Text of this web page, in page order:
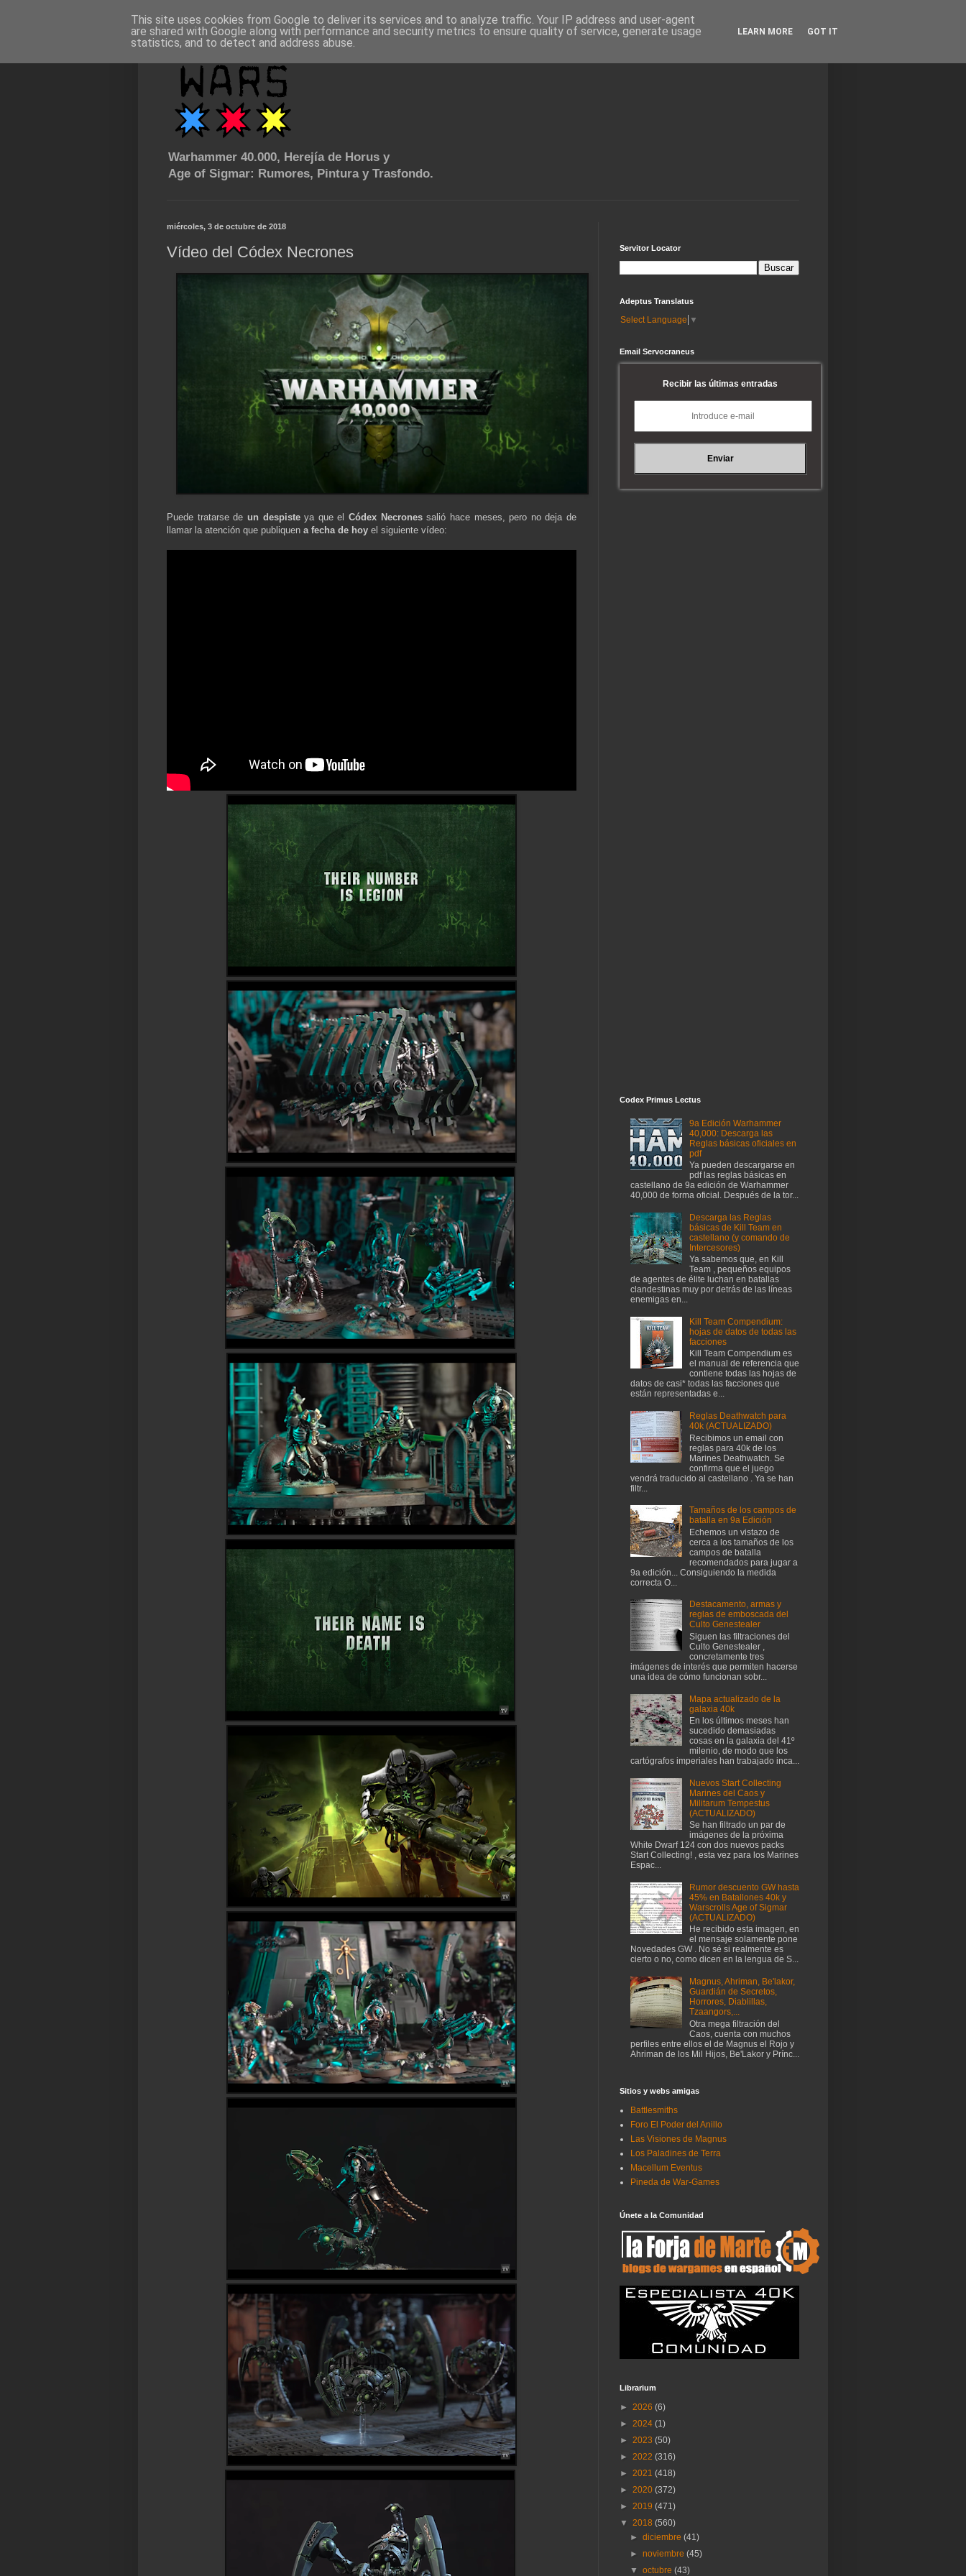
Warhammer 40.000, Herejía de Horus y
Age of Sigmar: Rumores, Pintura y Trasfondo.
miércoles, 3 de octubre de 2018
Vídeo del Códex Necrones
Puede tratarse de un despisteya que el Códex Necronessalió hace meses, pero no deja de
llamar la atención que publiquen a fecha de hoy el siguiente vídeo:
Servitor Locator
Adeptus Translatus
Select Language ▼
Email Servocraneus
Recibir las últimas entradas
Codex Primus Lectus
9a Edición Warhammer
40,000: Descarga las
Reglas básicas oficiales en
pdf
Ya pueden descargarse en
pdf las reglas básicas en
castellano de 9a edición de Warhammer
40,000 de forma oficial. Después de la tor...
Descarga las Reglas
básicas de Kill Team en
castellano (y comando de
Intercesores)
Ya sabemos que, en Kill
Team , pequeños equipos
de agentes de élite luchan en batallas
clandestinas muy por detrás de las líneas
enemigas en...
Kill Team Compendium:
hojas de datos de todas las
facciones
Kill Team Compendium es
el manual de referencia que
contiene todas las hojas de
datos de casi* todas las facciones que
están representadas e...
Reglas Deathwatch para
40k (ACTUALIZADO)
Recibimos un email con
reglas para 40k de los
Marines Deathwatch. Se
confirma que el juego
vendrá traducido al castellano . Ya se han
filtr...
Tamaños de los campos de
batalla en 9a Edición
Echemos un vistazo de
cerca a los tamaños de los
campos de batalla
recomendados para jugar a
9a edición... Consiguiendo la medida
correcta O...
Destacamento, armas y
reglas de emboscada del
Culto Genestealer
Siguen las filtraciones del
Culto Genestealer ,
concretamente tres
imágenes de interés que permiten hacerse
una idea de cómo funcionan sobr...
Mapa actualizado de la
galaxia 40k
En los últimos meses han
sucedido demasiadas
cosas en la galaxia del 41º
milenio, de modo que los
cartógrafos imperiales han trabajado inca...
Nuevos Start Collecting
Marines del Caos y
Militarum Tempestus
(ACTUALIZADO)
Se han filtrado un par de
imágenes de la próxima
White Dwarf 124 con dos nuevos packs
Start Collecting! , esta vez para los Marines
Espac...
Rumor descuento GW hasta
45% en Batallones 40k y
Warscrolls Age of Sigmar
(ACTUALIZADO)
He recibido esta imagen, en
el mensaje solamente pone
Novedades GW . No sé si realmente es
cierto o no, como dicen en la lengua de S...
Magnus, Ahriman, Be'lakor,
Guardián de Secretos,
Horrores, Diablillas,
Tzaangors,...
Otra mega filtración del
Caos, cuenta con muchos
perfiles entre ellos el de Magnus el Rojo y
Ahriman de los Mil Hijos, Be'Lakor y Prínc...
Sitios y webs amigas
Battlesmiths
Foro El Poder del Anillo
Las Visiones de Magnus
Los Paladines de Terra
Macellum Eventus
Pineda de War-Games
Únete a la Comunidad
Librarium
► 2026 (6)
► 2024 (1)
► 2023 (50)
► 2022 (316)
► 2021 (418)
► 2020 (372)
► 2019 (471)
▼ 2018 (560)
►diciembre(41)
►noviembre(45)
▼octubre(43)
This site uses cookies from Google to deliver its services and to analyze traffic. Your IP address and user-agent
are shared with Google along with performance and security metrics to ensure quality of service, generate usage
statistics, and to detect and address abuse.
LEARN MORE GOT IT